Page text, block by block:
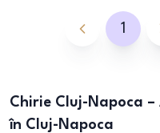
1
Chirie Cluj-Napoca
în Cluj-Napoca